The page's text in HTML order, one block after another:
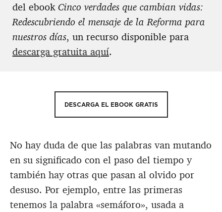
del ebookCinco verdades que cambian vidas:
Redescubriendo el mensaje de la Reforma para
nuestros días, un recurso disponible para
descarga gratuita aquí.
DESCARGA EL EBOOK GRATIS
No hay duda de que las palabras van mutando
en su significado con el paso del tiempo y
también hay otras que pasan al olvido por
desuso. Por ejemplo, entre las primeras
tenemos la palabra «semáforo», usada a